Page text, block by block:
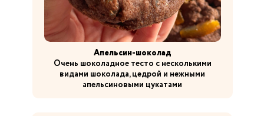
Апельсин-шоколад
Очень шоколадное тесто с несколькими
видами шоколада, цедрой и нежными
апельсиновыми цукатами